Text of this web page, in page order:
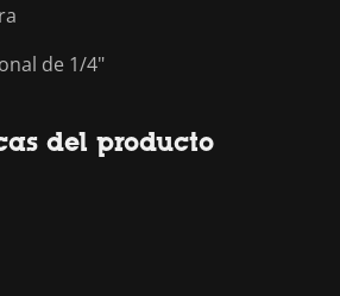
de 1/4"
del producto